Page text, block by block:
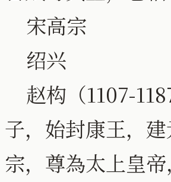
宋高宗
绍兴
赵构（1107-
子，始封康王，
宗，尊為太上皇